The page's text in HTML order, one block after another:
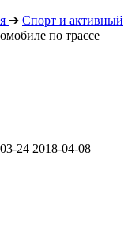
➔ Спорт и активный
по трассе
24 2018-04-08